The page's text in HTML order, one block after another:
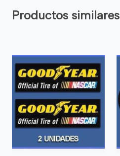
Productos similares